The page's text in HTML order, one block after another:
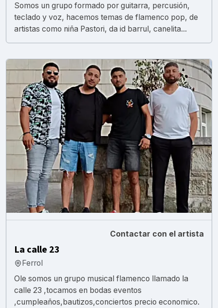
Somos un grupo formado por guitarra, percusión,
teclado y voz, hacemos temas de flamenco pop, de
artistas como niña Pastori, da id barrul, canelita...
Contactar con el artista
La calle 23
Ferrol
Ole somos un grupo musical flamenco llamado la
calle 23 ,tocamos en bodas eventos
,cumpleaños,bautizos,conciertos precio economico.